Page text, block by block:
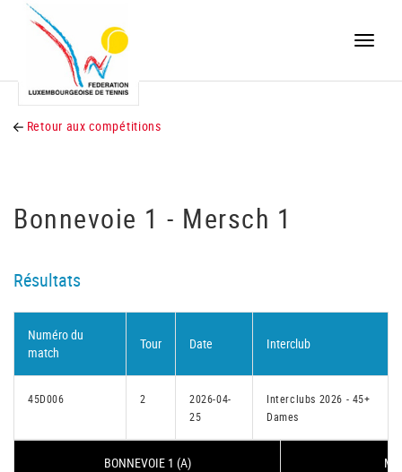
Toggle
Retour aux compétitions
Bonnevoie 1 - Mersch 1
Résultats
Numéro du
match
Tour Date Interclub
45D006 2
2026-04-
25
Interclubs 2026 - 45+
Dames
BONNEVOIE 1 (A)